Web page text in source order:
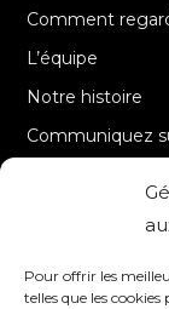
Pour offrir les
telles que les
Comment
L’équipe
Notre histoire
Communiquez
Contact